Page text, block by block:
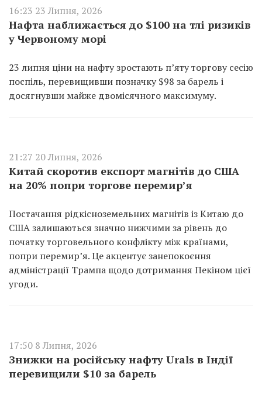
16:23 23 Липня, 2026
Нафта наближається до $100 на тлі ризиків
у Червоному морі
23 липня ціни на нафту зростають п’яту торгову сесію
поспіль, перевищивши позначку $98 за барель і
досягнувши майже двомісячного максимуму.
21:27 20 Липня, 2026
Китай скоротив експорт магнітів до США
на 20% попри торгове перемир’я
Постачання рідкісноземельних магнітів із Китаю до
США залишаються значно нижчими за рівень до
початку торговельного конфлікту між країнами,
попри перемир’я. Це акцентує занепокоєння
адміністрації Трампа щодо дотримання Пекіном цієї
угоди.
17:50 8 Липня, 2026
Знижки на російську нафту Urals в Індії
перевищили $10 за барель